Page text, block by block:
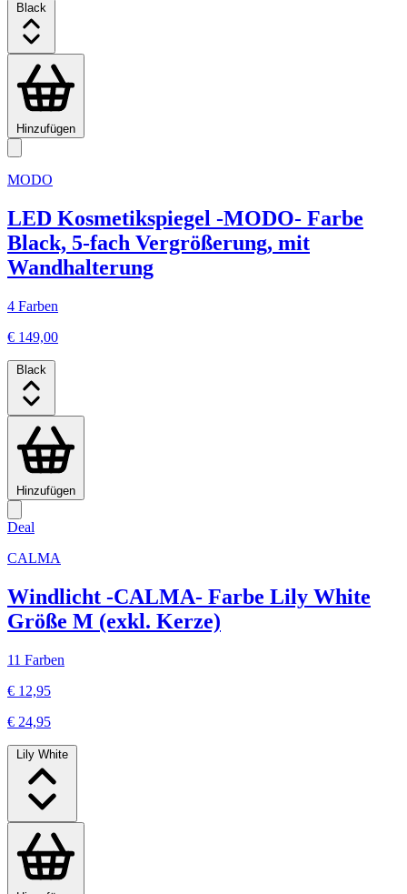
Black
Hinzufügen
MODO
LED Kosmetikspiegel -MODO- Farbe
Black, 5-fach Vergrößerung, mit
Wandhalterung
4 Farben
€ 149,00
Black
Hinzufügen
Deal
CALMA
Windlicht -CALMA- Farbe Lily White
Größe M (exkl. Kerze)
11 Farben
€ 12,95
€ 24,95
Lily White